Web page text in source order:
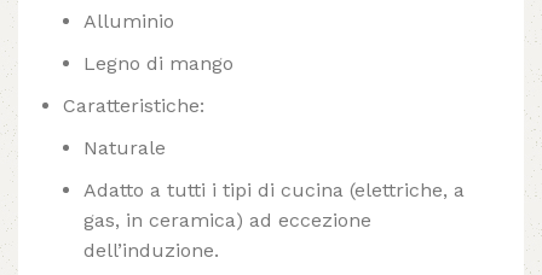
Alluminio
Legno di mango
Caratteristiche:
Naturale
Adatto a tutti i tipi di cucina (elettriche, a
gas, in ceramica) ad eccezione
dell’induzione.